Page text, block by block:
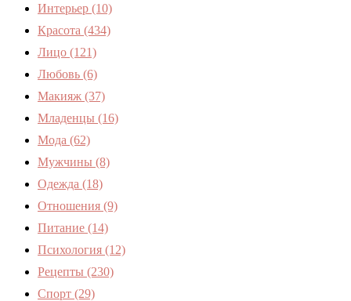
Интерьер (10)
Красота (434)
Лицо (121)
Любовь (6)
Макияж (37)
Младенцы (16)
Мода (62)
Мужчины (8)
Одежда (18)
Отношения (9)
Питание (14)
Психология (12)
Рецепты (230)
Спорт (29)